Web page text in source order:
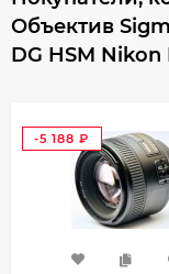
Объектив
DG HSM
-5 188
₽